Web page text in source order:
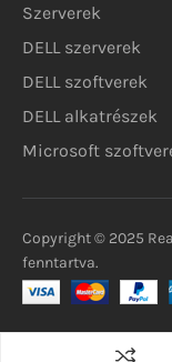
Szerverek
DELL szerverek
DELL szoftverek
DELL alkatrészek
Microsoft
Copyright © 2025
fenntartva.